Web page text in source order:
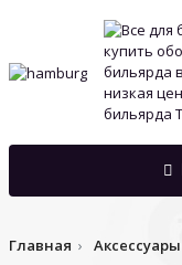
Главная Аксессуары